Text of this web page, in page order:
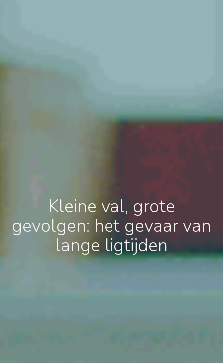
Kleine val, grote
gevolgen: het gevaar van
lange ligtijden